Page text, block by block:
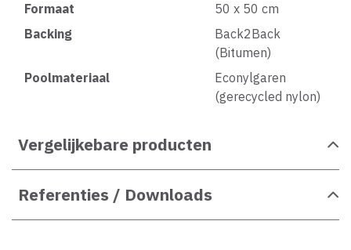
Formaat
50 x 50 cm
Backing
Back2Back
(Bitumen)
Poolmateriaal
Econylgaren
(gerecycled nylon)
Vergelijkebare producten
Referenties / Downloads